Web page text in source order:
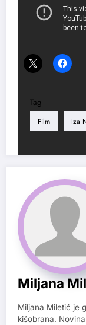
Tag
Film Iza
Miljana
Miljana Miletić je
kišobrana.